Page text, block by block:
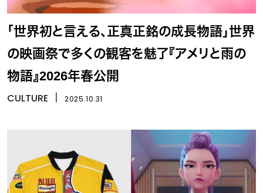
「世界初と言える、正真正銘の成長物語」世界
の映画祭で多くの観客を魅了『アメリと雨の
物語』2026年春公開
CULTURE 2025.10.31